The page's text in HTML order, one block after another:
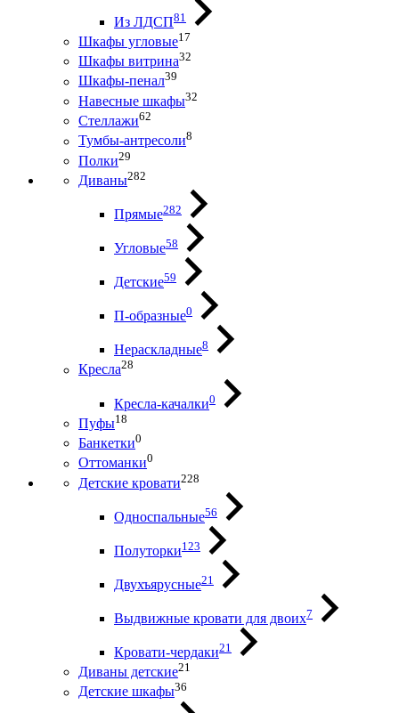
Из ЛДСП81
Шкафы угловые17
Шкафы витрина32
Шкафы-пенал39
Навесные шкафы32
Стеллажи62
Тумбы-антресоли8
Полки29
Диваны282
Прямые282
Угловые58
Детские59
П-образные0
Нераскладные8
Кресла28
Кресла-качалки0
Пуфы18
Банкетки0
Оттоманки0
Детские кровати228
Односпальные56
Полуторки123
Двухъярусные21
Выдвижные кровати для двоих7
Кровати-чердаки21
Диваны детские21
Детские шкафы36